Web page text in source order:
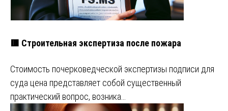
🟥 Строительная экспертиза после пожара
Стоимость почерковедческой экспертизы подписи для
суда цена представляет собой существенный
практический вопрос, возника…